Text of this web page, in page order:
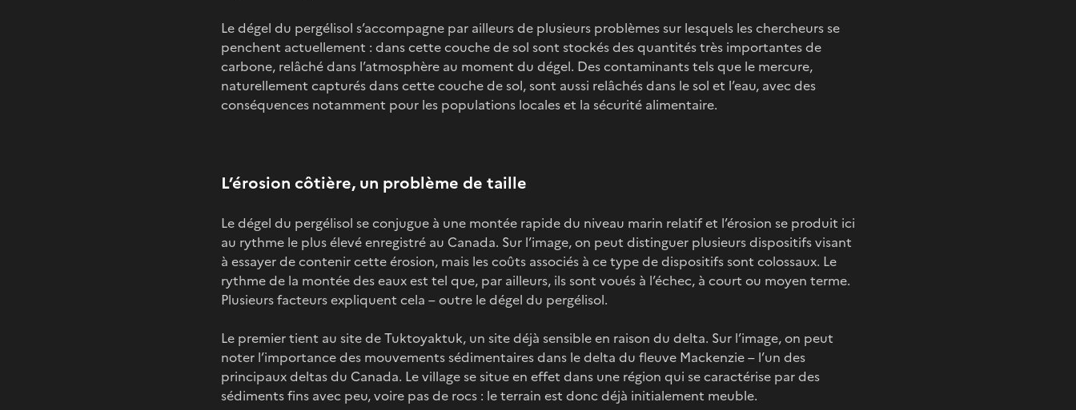
Le dégel du pergélisol s’accompagne par ailleurs de plusieurs problèmes sur lesquels les chercheurs se
penchent actuellement : dans cette couche de sol sont stockés des quantités très importantes de
carbone, relâché dans l’atmosphère au moment du dégel. Des contaminants tels que le mercure,
naturellement capturés dans cette couche de sol, sont aussi relâchés dans le sol et l’eau, avec des
conséquences notamment pour les populations locales et la sécurité alimentaire.
L’érosion côtière, un problème de taille
Le dégel du pergélisol se conjugue à une montée rapide du niveau marin relatif et l’érosion se produit ici
au rythme le plus élevé enregistré au Canada. Sur l’image, on peut distinguer plusieurs dispositifs visant
à essayer de contenir cette érosion, mais les coûts associés à ce type de dispositifs sont colossaux. Le
rythme de la montée des eaux est tel que, par ailleurs, ils sont voués à l’échec, à court ou moyen terme.
Plusieurs facteurs expliquent cela – outre le dégel du pergélisol.
Le premier tient au site de Tuktoyaktuk, un site déjà sensible en raison du delta. Sur l’image, on peut
noter l’importance des mouvements sédimentaires dans le delta du fleuve Mackenzie – l’un des
principaux deltas du Canada. Le village se situe en effet dans une région qui se caractérise par des
sédiments fins avec peu, voire pas de rocs : le terrain est donc déjà initialement meuble.